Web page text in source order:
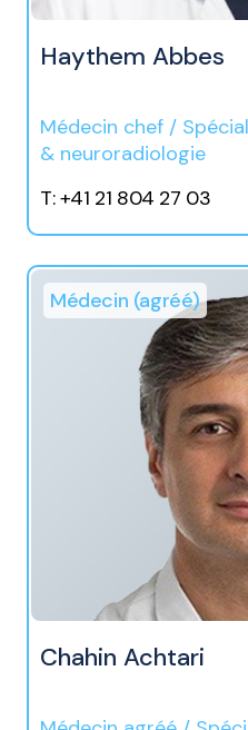
Haythem Abbes
Médecin chef /
& neuroradiologie
T: +41 21 804 27 03
Médecin (agréé)
Chahin Achtari